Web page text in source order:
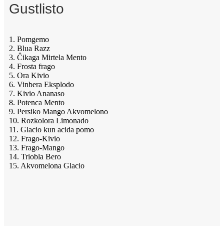
Gustlisto
1. Pomgemo
2. Blua Razz
3. Ĉikaga Mirtela Mento
4. Frosta frago
5. Ora Kivio
6. Vinbera Eksplodo
7. Kivio Ananaso
8. Potenca Mento
9. Persiko Mango Akvomelono
10. Rozkolora Limonado
11. Glacio kun acida pomo
12. Frago-Kivio
13. Frago-Mango
14. Triobla Bero
15. Akvomelona Glacio